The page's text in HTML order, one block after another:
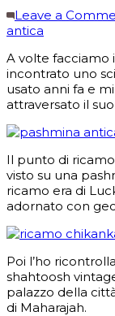
Leave a
antica
A volte facciamo
incontrato uno
usato anni fa e
attraversato il
Il punto di
visto su una
ricamo era di
adornato con
Poi l’ho
shahtoosh
palazzo della
di Maharajah.